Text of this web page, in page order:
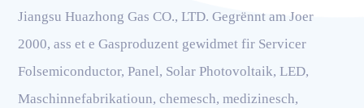
Jiangsu Huazhong Gas CO., LTD. Gegrënnt am Joer
2000, ass et e Gasproduzent gewidmet fir Servicer
Folsemiconductor, Panel, Solar Photovoltaik, LED,
Maschinnefabrikatioun, chemesch, medizinesch,